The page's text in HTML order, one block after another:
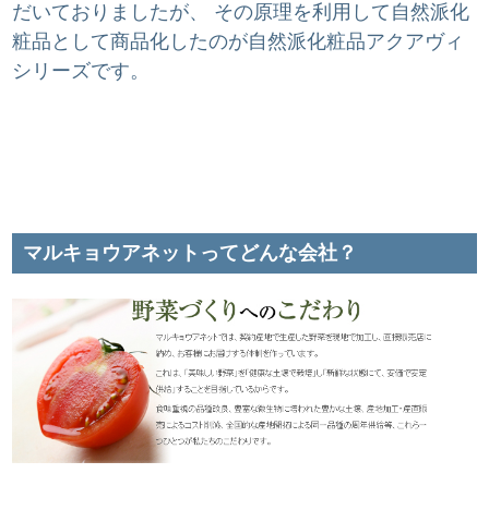
だいておりましたが、 その原理を利用して自然派化
粧品として商品化したのが自然派化粧品アクアヴィ
シリーズです。
マルキョウアネットってどんな会社？